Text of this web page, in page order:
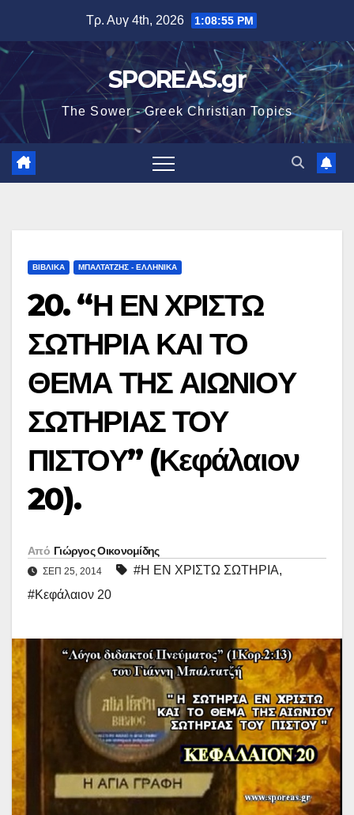
περιεχόμενο
Τρ. Αυγ 4th, 2026 1:08:56 PM
SPOREAS.gr
The Sower - Greek Christian Topics
ΒΙΒΛΙΚΑ ΜΠΑΛΤΑΤΖΗΣ - ΕΛΛΗΝΙΚΑ
20. “Η ΕΝ ΧΡΙΣΤΩ
ΣΩΤΗΡΙΑ ΚΑΙ ΤΟ
ΘΕΜΑ ΤΗΣ ΑΙΩΝΙΟΥ
ΣΩΤΗΡΙΑΣ ΤΟΥ
ΠΙΣΤΟΥ” (Κεφάλαιον
20).
Από Γιώργος Οικονομίδης
ΣΕΠ 25, 2014 #Η ΕΝ ΧΡΙΣΤΩ ΣΩΤΗΡΙΑ,
#Κεφάλαιον 20